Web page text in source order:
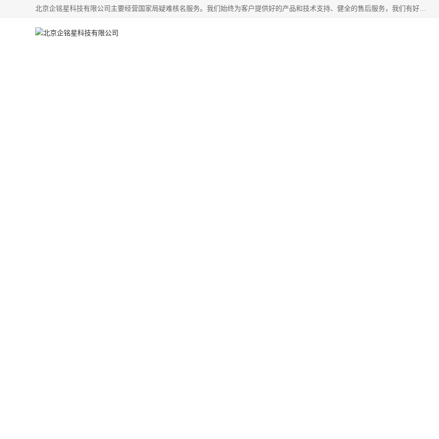
北京企铭星科技有限公司主要经营国家局疑难核名服务。我们始终为客户提供好的产品和技术支持、健全的售后服务，我们有好的产品和专业的销售和技术团队，我公司属于北京企业管理及投资咨询黄页行业，如果您对我公司的产品服务有兴趣，期待您在线留言或者来电咨询。